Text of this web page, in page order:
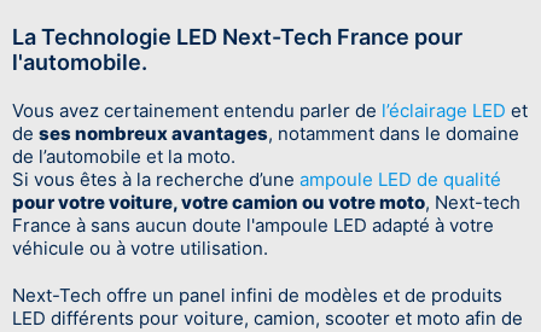
La Technologie LED Next-Tech France pour
l'automobile.
Vous avez certainement entendu parler de l’éclairage LED et
de ses nombreux avantages, notamment dans le domaine
de l’automobile et la moto.
Si vous êtes à la recherche d’une ampoule LED de qualité
pour votre voiture, votre camion ou votre moto, Next-tech
France à sans aucun doute l'ampoule LED adapté à votre
véhicule ou à votre utilisation.
Next-Tech offre un panel infini de modèles et de produits
LED différents pour voiture, camion, scooter et moto afin de